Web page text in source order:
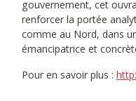
gouvernement, cet
renforcer la portée
comme au Nord, dans
émancipatrice et
Pour en savoir plus :